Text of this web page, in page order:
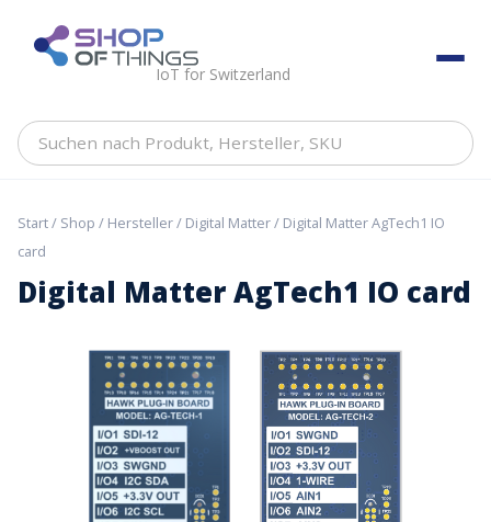
content ShopOfThings
IoT for Switzerland
Suchen
Hersteller,
Start/ Shop / Hersteller/ Digital Matter/ Digital Matter AgTech1 IO
card
Digital Matter AgTech1 IO card